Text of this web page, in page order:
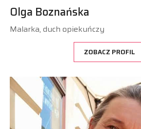
Olga Boznańska
Malarka, duch opiekuńczy
ZOBACZ PROFIL